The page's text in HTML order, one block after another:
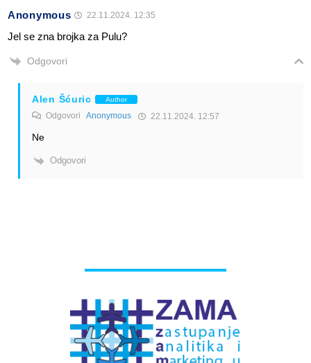
Anonymous 22.11.2024. 12:35
Jel se zna brojka za Pulu?
Odgovori
Alen Šćuric Author
Odgovori Anonymous 22.11.2024. 12:57
Ne
Odgovori